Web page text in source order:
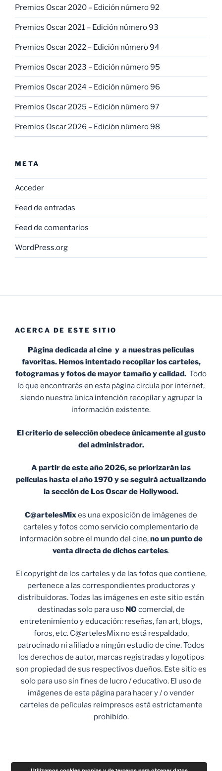
Premios Oscar 2020 – Edición número 92
Premios Oscar 2021 – Edición número 93
Premios Oscar 2022 – Edición número 94
Premios Oscar 2023 – Edición número 95
Premios Oscar 2024 – Edición número 96
Premios Oscar 2025 – Edición número 97
Premios Oscar 2026 – Edición número 98
META
Acceder
Feed de entradas
Feed de comentarios
WordPress.org
ACERCA DE ESTE SITIO
Página dedicada al cine y a nuestras películas
favoritas. Hemos intentado recopilar los carteles,
fotogramas y fotos de mayor tamaño y calidad. Todo
lo que encontrarás en esta página circula por internet,
siendo nuestra única intención recopilar y agrupar la
información existente.
El criterio de selección obedece únicamente al gusto
del administrador.
A partir de este año 2026, se priorizarán las
películas hasta el año 1970 y se seguirá actualizando
la sección de Los Oscar de Hollywood.
C@artelesMixes una exposición de imágenes de
carteles y fotos como servicio complementario de
información sobre el mundo del cine,no un punto de
venta directa de dichos carteles.
El copyright de los carteles y de las fotos que contiene,
pertenece a las correspondientes productoras y
distribuidoras. Todas las imágenes en este sitio están
destinadas solo para uso NO comercial, de
entretenimiento y educación: reseñas, fan art, blogs,
foros, etc. C@artelesMix no está respaldado,
patrocinado ni afiliado a ningún estudio de cine. Todos
los derechos de autor, marcas registradas y logotipos
son propiedad de sus respectivos dueños. Este sitio es
solo para uso sin fines de lucro / educativo. El uso de
imágenes de esta página para hacer y / o vender
carteles de películas reimpresos está estrictamente
prohibido.